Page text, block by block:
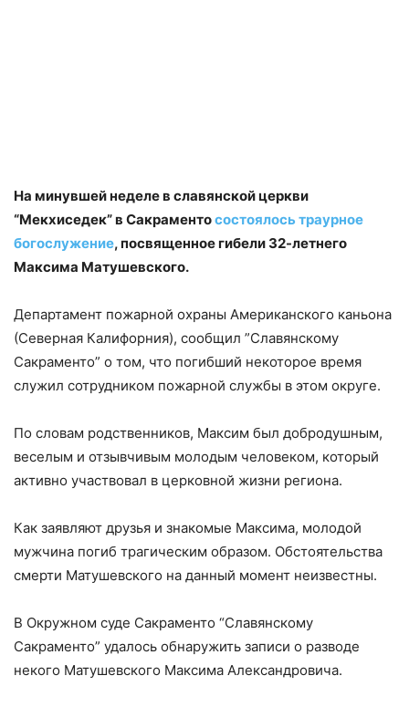
На минувшей неделе в славянской церкви
“Мекхиседек” в Сакраментосостоялось траурное
богослужение, посвященное гибели 32-летнего
Максима Матушевского.
Департамент пожарной охраны Американского каньона
(Северная Калифорния), сообщил ”Славянскому
Сакраменто” о том, что погибший некоторое время
служил сотрудником пожарной службы в этом округе.
По словам родственников, Максим был добродушным,
веселым и отзывчивым молодым человеком, который
активно участвовал в церковной жизни региона.
Как заявляют друзья и знакомые Максима, молодой
мужчина погиб трагическим образом. Обстоятельства
смерти Матушевского на данный момент неизвестны.
В Окружном суде Сакраменто “Славянскому
Сакраменто” удалось обнаружить записи о разводе
некого Матушевского Максима Александровича.